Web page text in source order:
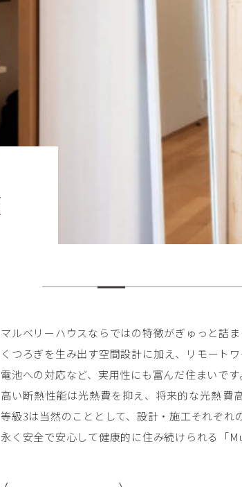
マルベリーハウスならではの特徴がぎゅっと詰ま
くつろぎを生み出す空間設計に加え、リモート
電池への対応など、実用性にも富んだ住まいです
高い断熱性能は光熱費を抑え、将来的な光熱費
等級3は当然のこととして、設計・施工それぞれ
永く安全で安心して健康的に住み続けられる「